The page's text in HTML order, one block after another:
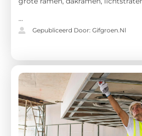
...
Gepubliceerd Door: Gifgroen.nl